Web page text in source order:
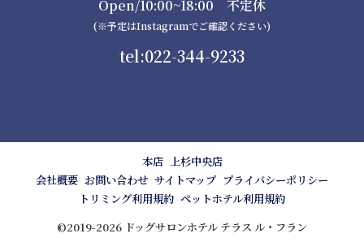
Open/10:00~18:00 不定休
(※予定はInstagramでご確認ください)
tel:022-344-9233
本店 上杉中央店
会社概要 お問い合わせ サイトマップ プライバシーポリシー
トリミング利用規約 ペットホテル利用規約
©2019-2026 ドッグサロンホテル テラス ル・フラン